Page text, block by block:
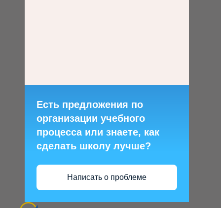
Есть предложения по
организации учебного
процесса или знаете, как
сделать школу лучше?
Написать о проблеме